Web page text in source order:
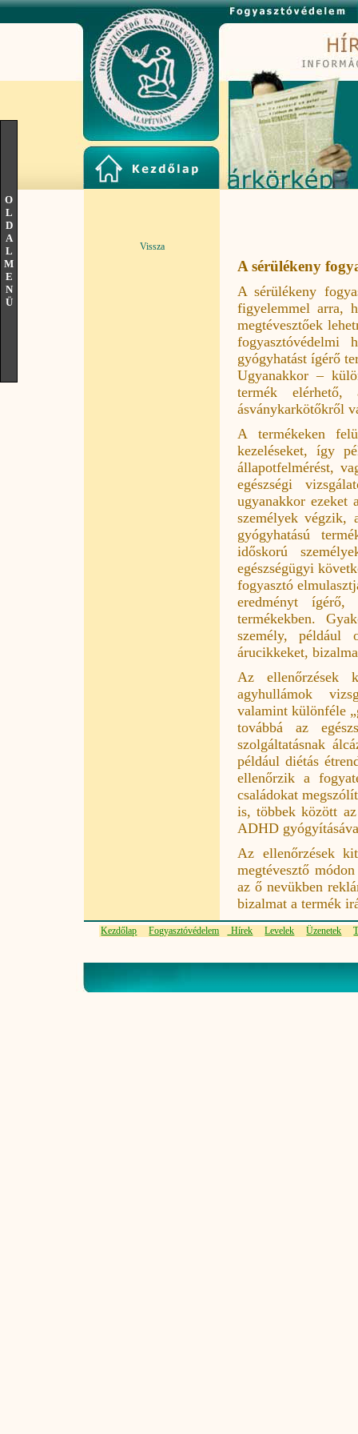
O
L
D
A
L
M
E
N
Ü
Vissza
A sérülékeny
A sérülékeny
figyelemmel arra,
megtévesztőek
fogyasztóvédelmi
gyógyhatást ígérő
Ugyanakkor –
termék elérhető,
ásványkarkötőkről
A termékeken
kezeléseket, így
állapotfelmérést,
egészségi
ugyanakkor ezeket
személyek végzik,
gyógyhatású
időskorú
egészségügyi
fogyasztó
eredményt ígérő,
termékekben.
személy, például
árucikkeket,
Az ellenőrzések
agyhullámok
valamint különféle
továbbá az
szolgáltatásnak
például diétás
ellenőrzik a
családokat
is, többek között
ADHD
Az ellenőrzések
megtévesztő
az ő nevükben
bizalmat a termék
Kezdőlap Fogyasztóvédelem Hírek Levelek Üzenetek